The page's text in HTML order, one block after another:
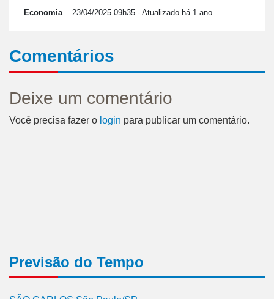
Economia 23/04/2025 09h35 - Atualizado há 1 ano
Comentários
Deixe um comentário
Você precisa fazer o login para publicar um comentário.
Previsão do Tempo